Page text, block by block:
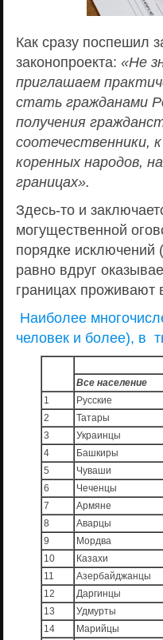
Как сразу поспешил
законопроекта: «Не
приглашаем
стать гражданами
получения
соотечественники,
коренных народов,
границах».
Здесь-то и
могущественной
порядке исключений
равно вдруг
границах проживают
Наиболее
человек и более), в
Все население
1
Русские
2
Татары
3
Украинцы
4
Башкиры
5
Чуваши
6
Чеченцы
7
Армяне
8
Аварцы
9
Мордва
10
Казахи
11
Азербайджанцы
12
Даргинцы
13
Удмурты
14
Марийцы